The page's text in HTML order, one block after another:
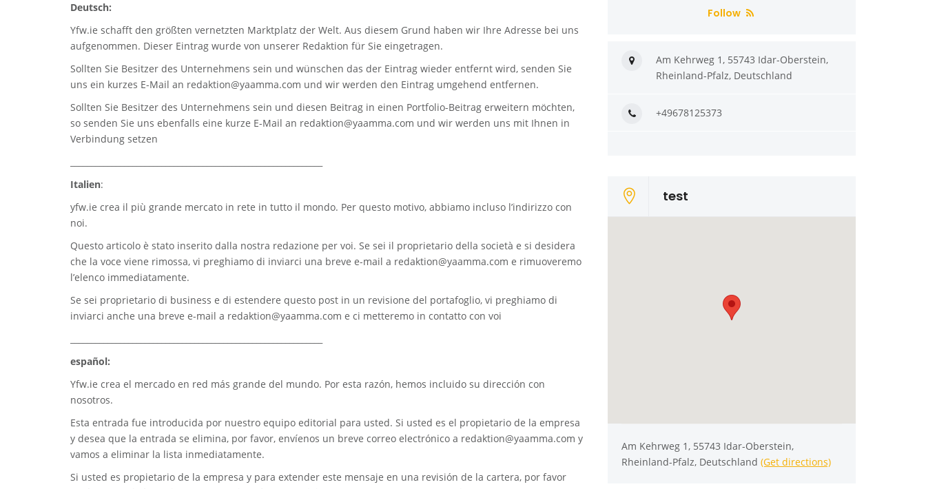
Deutsch:
Yfw.ie schafft den größten vernetzten Marktplatz der Welt. Aus diesem Grund haben wir Ihre Adresse bei uns
aufgenommen. Dieser Eintrag wurde von unserer Redaktion für Sie eingetragen.
Sollten Sie Besitzer des Unternehmens sein und wünschen das der Eintrag wieder entfernt wird, senden Sie
uns ein kurzes E-Mail an redaktion@yaamma.com und wir werden den Eintrag umgehend entfernen.
Sollten Sie Besitzer des Unternehmens sein und diesen Beitrag in einen Portfolio-Beitrag erweitern möchten,
so senden Sie uns ebenfalls eine kurze E-Mail an redaktion@yaamma.com und wir werden uns mit Ihnen in
Verbindung setzen
Italien:
yfw.ie crea il più grande mercato in rete in tutto il mondo. Per questo motivo, abbiamo incluso l’indirizzo con
noi.
Questo articolo è stato inserito dalla nostra redazione per voi. Se sei il proprietario della società e si desidera
che la voce viene rimossa, vi preghiamo di inviarci una breve e-mail a redaktion@yaamma.com e rimuoveremo
l’elenco immediatamente.
Se sei proprietario di business e di estendere questo post in un revisione del portafoglio, vi preghiamo di
inviarci anche una breve e-mail a redaktion@yaamma.com e ci metteremo in contatto con voi
español:
Yfw.ie crea el mercado en red más grande del mundo. Por esta razón, hemos incluido su dirección con
nosotros.
Esta entrada fue introducida por nuestro equipo editorial para usted. Si usted es el propietario de la empresa
y desea que la entrada se elimina, por favor, envíenos un breve correo electrónico a redaktion@yaamma.com y
vamos a eliminar la lista inmediatamente.
Si usted es propietario de la empresa y para extender este mensaje en una revisión de la cartera, por favor
Follow
Am Kehrweg 1, 55743 Idar-Oberstein,
Rheinland-Pfalz, Deutschland
+49678125373
test
Am Kehrweg 1, 55743 Idar-Oberstein,
Rheinland-Pfalz, Deutschland (Get directions)